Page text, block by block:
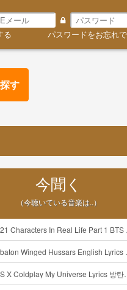
る パスワードをお忘れ
探す
今聞く
（今聴いている音楽は..）
In Real Life Part 1 BTS AND BT21 방탄소년단 BT21 BT21아가들은 아빠조아 따라쟁이들 BTS Vs BT21 Mp3
Winged Hussars English Lyrics Mp3
My Universe Lyrics 방탄소년단 콜드플레이 My Universe 가사 Color Coded Lyrics Han Rom Eng Mp3